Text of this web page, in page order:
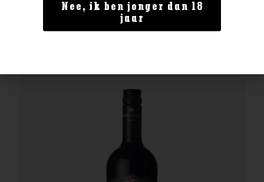
BESTELLEN
Nee, ik ben jonger dan 18
jaar